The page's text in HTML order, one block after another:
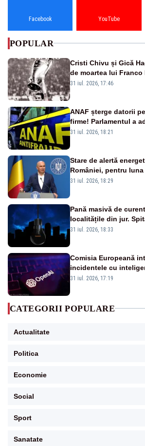
Facebook YouTube
POPULAR
Cristi Chivu și Gică
de moartea lui Franco
a fotbalului mondial”
31 iul. 2026, 17:46
ANAF șterge datorii
firme! Parlamentul a
amnistia fiscală
31 iul. 2026, 18:21
Stare de alertă
României, pentru
a anunțat importuri și
31 iul. 2026, 18:29
Pană masivă de
localitățile din jur.
semafoarele, rețelele
31 iul. 2026, 18:33
Comisia Europeană
incidentele cu
OpenAI și Anthropic,
31 iul. 2026, 17:19
CATEGORII POPULARE
Actualitate
Politica
Economie
Social
Sport
Sanatate